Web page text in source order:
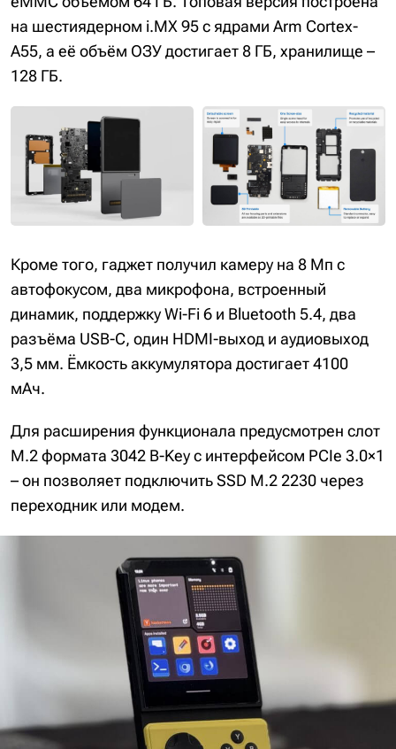
на шестиядерном i.MX 95 с ядрами Arm Cortex-
A55, а её объём ОЗУ достигает 8 ГБ, хранилище –
128 ГБ.
Кроме того, гаджет получил камеру на 8 Мп с
автофокусом, два микрофона, встроенный
динамик, поддержку Wi-Fi 6 и Bluetooth 5.4, два
разъёма USB-C, один HDMI-выход и аудиовыход
3,5 мм. Ёмкость аккумулятора достигает 4100
мАч.
Для расширения функционала предусмотрен слот
M.2 формата 3042 B-Key с интерфейсом PCIe 3.0×1
– он позволяет подключить SSD M.2 2230 через
переходник или модем.